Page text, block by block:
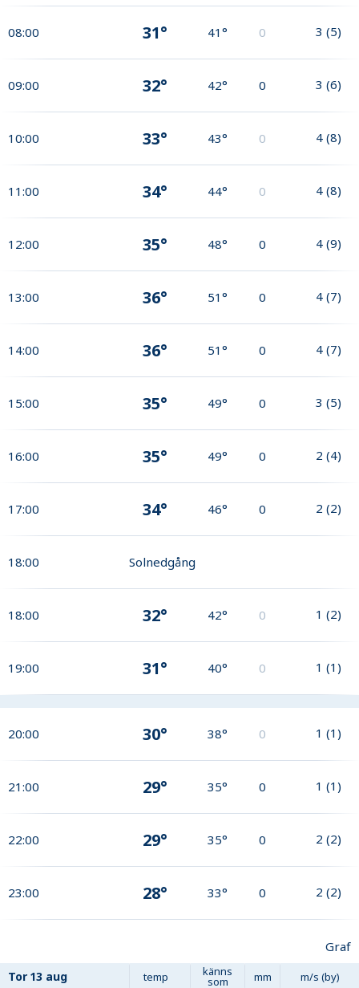
08:00 31° 41° 0 3 (5)
09:00 32° 42° 0 3 (6)
10:00 33° 43° 0 4 (8)
11:00 34° 44° 0 4 (8)
12:00 35° 48° 0 4 (9)
13:00 36° 51° 0 4 (7)
14:00 36° 51° 0 4 (7)
15:00 35° 49° 0 3 (5)
16:00 35° 49° 0 2 (4)
17:00 34° 46° 0 2 (2)
18:00 Solnedgång
18:00 32° 42° 0 1 (2)
19:00 31° 40° 0 1 (1)
20:00 30° 38° 0 1 (1)
21:00 29° 35° 0 1 (1)
22:00 29° 35° 0 2 (2)
23:00 28° 33° 0 2 (2)
Graf
Tor 13 aug temp känns
som mm m/s (by)